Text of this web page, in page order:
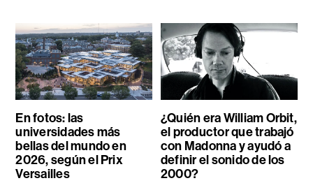
En fotos: las
universidades más
bellas del mundo en
2026, según el Prix
Versailles
¿Quién era William Orbit,
el productor que trabajó
con Madonna y ayudó a
definir el sonido de los
2000?